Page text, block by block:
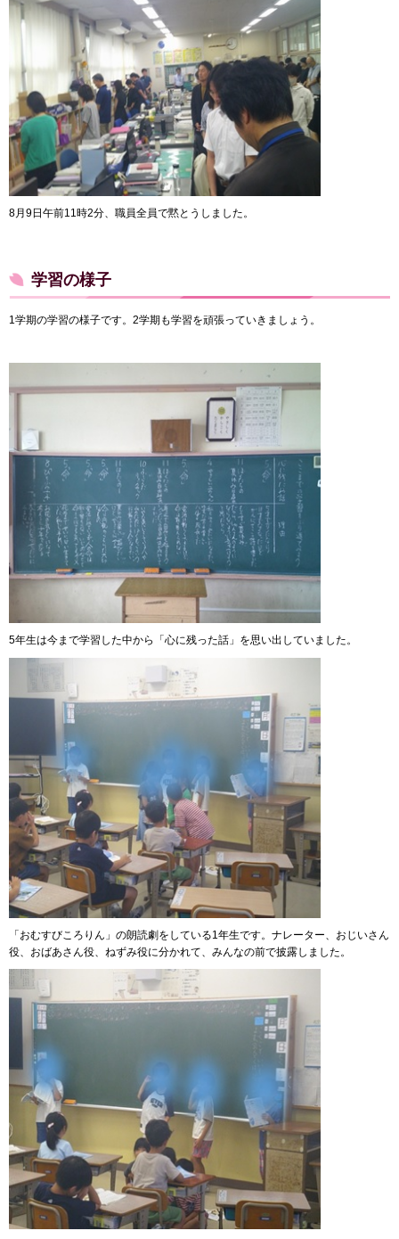
8月9日午前11時2分、職員全員で黙とうしました。
学習の様子
1学期の学習の様子です。2学期も学習を頑張っていきましょう。
5年生は今まで学習した中から「心に残った話」を思い出していました。
「おむすびころりん」の朗読劇をしている1年生です。ナレーター、おじいさん
役、おばあさん役、ねずみ役に分かれて、みんなの前で披露しました。